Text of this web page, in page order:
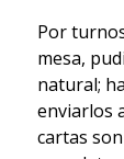
Por
mesa,
natural;
enviarlos
cartas